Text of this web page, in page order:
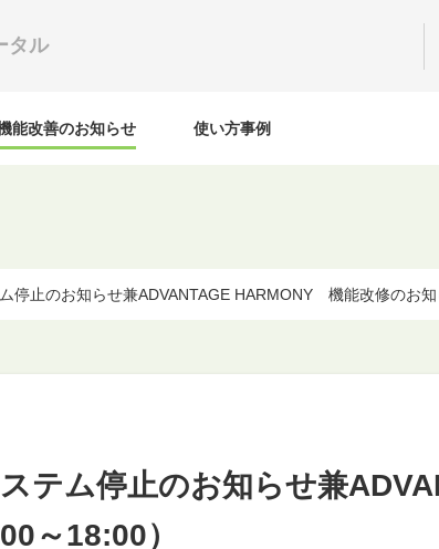
タル
能改善のお知らせ 使い方事例
停止のお知らせ兼ADVANTAGE HARMONY 機能改修のお
ステム停止のお知らせ兼
～18:00）